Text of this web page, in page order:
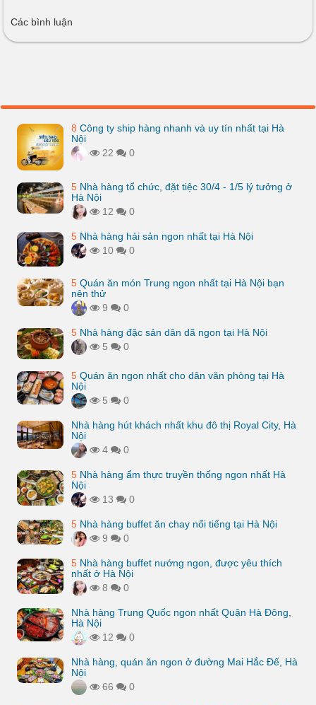
Các bình luận
8 Công ty ship hàng nhanh và uy tín nhất tại Hà
Nội
22
0
5 Nhà hàng tổ chức, đặt tiệc 30/4 - 1/5 lý tưởng ở
Hà Nội
12
0
5 Nhà hàng hải sản ngon nhất tại Hà Nội
10
0
5 Quán ăn món Trung ngon nhất tại Hà Nội bạn
nên thử
9
0
5 Nhà hàng đặc sản dân dã ngon tại Hà Nội
5
0
5 Quán ăn ngon nhất cho dân văn phòng tại Hà
Nội
5
0
Nhà hàng hút khách nhất khu đô thị Royal City, Hà
Nội
4
0
5 Nhà hàng ẩm thực truyền thống ngon nhất Hà
Nội
13
0
5 Nhà hàng buffet ăn chay nổi tiếng tại Hà Nội
9
0
5 Nhà hàng buffet nướng ngon, được yêu thích
nhất ở Hà Nội
8
0
Nhà hàng Trung Quốc ngon nhất Quận Hà Đông,
Hà Nội
12
0
Nhà hàng, quán ăn ngon ở đường Mai Hắc Đế, Hà
Nội
66
0